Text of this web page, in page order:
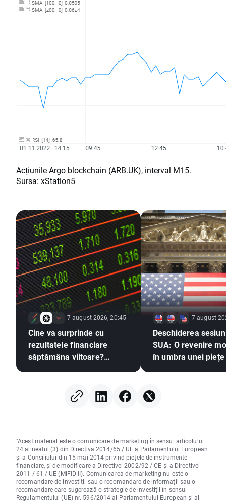
Acțiunile Argo blockchain (ARB.UK), interval M15.
Sursa: xStation5
7 august 2026, 20:45
Cine va surprinde cu
rezultatele financiare
săptămâna viitoare?
7 august
Deschiderea
SUA: O revenire
în umbra unei piețe
"Acest material este o comunicare de marketing în sensul articolului
24 alineatul (3) din Directiva 2014/65 / UE a Parlamentului European
și a Consiliului din 15 mai 2014 privind piețele de instrumente
financiare, și de modificare a Directivei 2002/92 / CE și a Directivei
2011 / 61 / UE (MiFID II). Comunicarea de marketing nu este o
recomandare de investiții sau o recomandare de informații sau o
recomandare care sugerează o strategie de investiții în sensul
Regulamentului (UE) nr. 596/2014 al Parlamentului European și al